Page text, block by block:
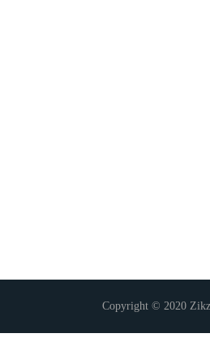
Copyright © 2020